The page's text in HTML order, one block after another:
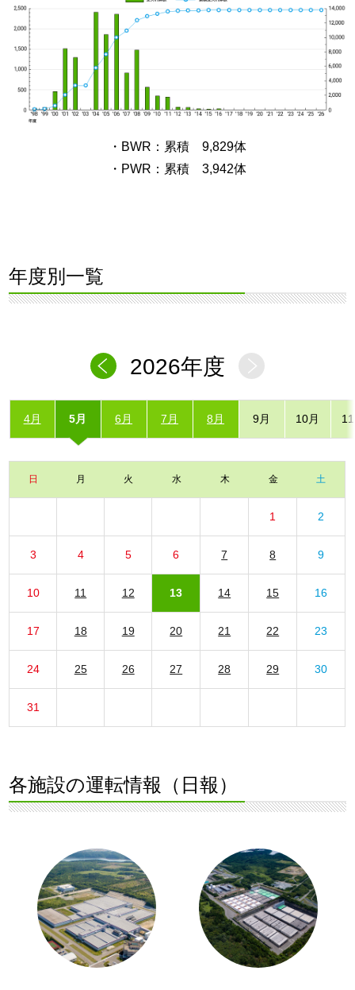
・BWR：累積 9,829体
・PWR：累積 3,942体
年度別一覧
2026年度
4月 5月 6月 7月 8月 9月 10月
日 月 火 水 木 金 土
1 2
3 4 5 6 7 8 9
10 11 12 13 14 15 16
17 18 19 20 21 22 23
24 25 26 27 28 29 30
31
各施設の運転情報（日報）